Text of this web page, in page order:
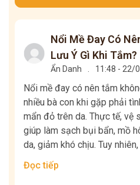
Nổi Mề Đay Có
Lưu Ý Gì Khi Tắm?
Ẩn Danh . 11:48 - 22/
Nổi mề đay có nên tắm
nhiều bà con khi gặp phải
mẩn đỏ trên da. Thực tế, vệ
giúp làm sạch bụi bẩn, mồ
da, giảm khó chịu. Tuy nhiên,
Đọc tiếp